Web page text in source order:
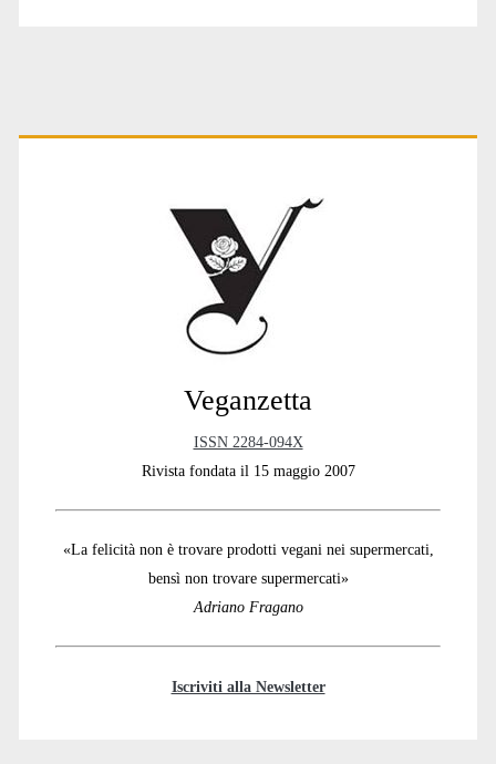
Primary
Veganzetta
ISSN 2284-094X
Rivista fondata il 15 maggio 2007
«La felicità non è trovare prodotti vegani nei supermercati,
bensì non trovare supermercati»
Adriano Fragano
Iscriviti alla Newsletter